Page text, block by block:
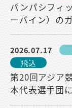
パンパシフィ
ーバイン）の
2026.07.17
飛込
第20回アジア
本代表選手団